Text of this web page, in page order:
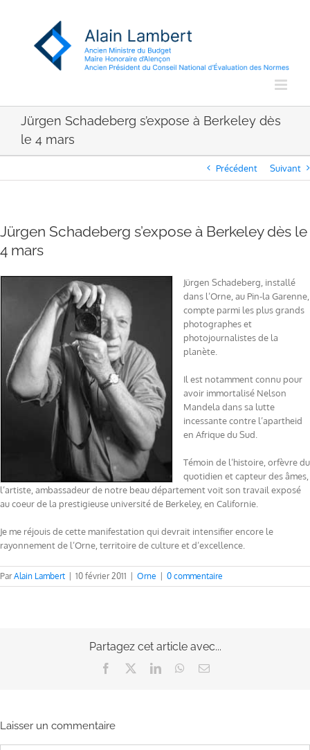
Jürgen Schadeberg s’expose à Berkeley dès
le 4 mars
Précédent Suivant
Jürgen Schadeberg s’expose à Berkeley dès le
4 mars
Jürgen Schadeberg, installé
dans l’Orne, au Pin-la Garenne,
compte parmi les plus grands
photographes et
photojournalistes de la
planète.
Il est notamment connu pour
avoir immortalisé Nelson
Mandela dans sa lutte
incessante contre l’apartheid
en Afrique du Sud.
Témoin de l’histoire, orfèvre du
quotidien et capteur des âmes,
l’artiste, ambassadeur de notre beau département voit son travail exposé
au coeur de la prestigieuse université de Berkeley, en Californie.
Je me réjouis de cette manifestation qui devrait intensifier encore le
rayonnement de l’Orne, territoire de culture et d’excellence.
ParAlain Lambert 10 février 2011 Orne 0 commentaire
Partagez cet article avec...
Facebook LinkedInWhatsApp
Email
Laisser un commentaire